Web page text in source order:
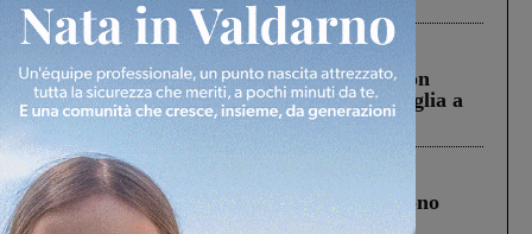
Cronaca 3 Agosto 2026
Scomparso da una struttura di Castiglion
Fiorentino l’uomo che aveva ucciso la figlia a
Levane nel 2020
Cronaca 4 Agosto 2026
Un anno fa la strage in A1 in cui morirono
Gianni, Giulia e Franco. Lo schianto, il